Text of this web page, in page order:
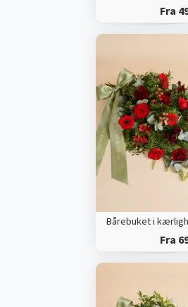
Fra
Fra